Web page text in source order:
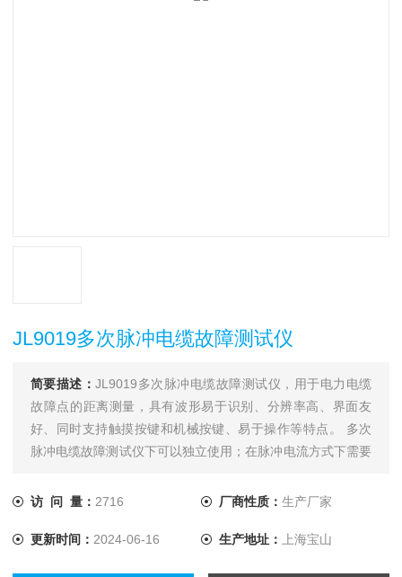
JL9019多次脉冲电缆故障测试仪
简要描述：JL9019多次脉冲电缆故障测试仪，用于电力电缆
故障点的距离测量，具有波形易于识别、分辨率高、界面友
好、同时支持触摸按键和机械按键、易于操作等特点。 多次
脉冲电缆故障测试仪下可以独立使用；在脉冲电流方式下需要
电缆测试多次脉冲耦合器配合；在测距完成后须使用电力电缆
访 问 量： 2716 厂商性质： 生产厂家
更新时间： 2024-06-16 生产地址： 上海宝山